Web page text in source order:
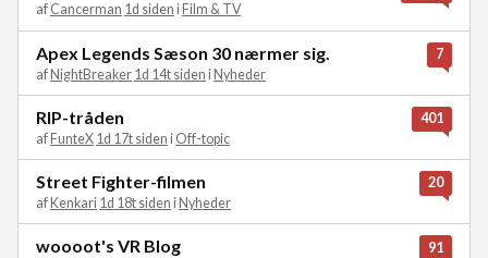
af Cancerman 1d siden i Film & TV
Apex Legends Sæson 30 nærmer sig.
afNightBreaker 1d 14t siden iNyheder
7
RIP-tråden
afFunteX 1d 17t siden i Off-topic
401
Street Fighter-filmen
af Kenkari 1d 18t siden i Nyheder
20
woooot's VR Blog 91